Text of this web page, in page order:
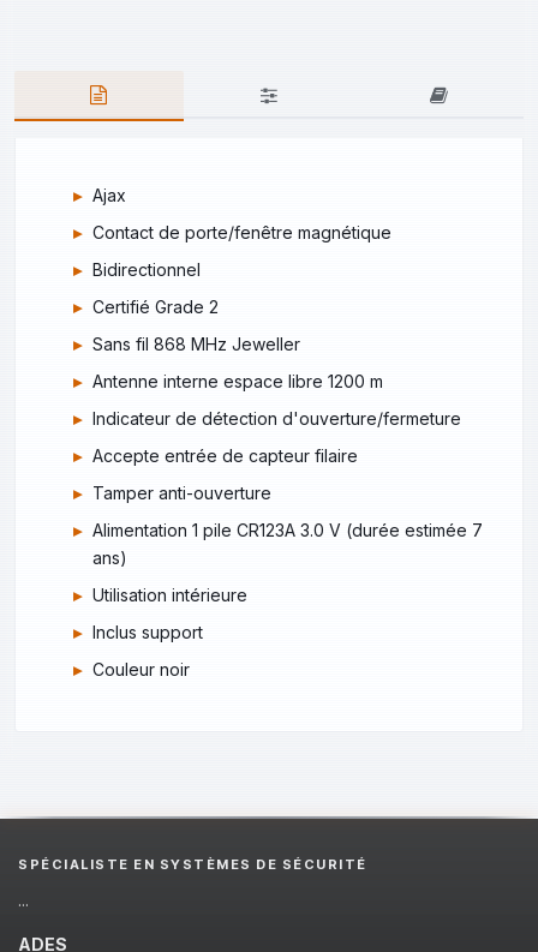
Ajax
Contact de porte/fenêtre magnétique
Bidirectionnel
Certifié Grade 2
Sans fil 868 MHz Jeweller
Antenne interne espace libre 1200 m
Indicateur de détection d'ouverture/fermeture
Accepte entrée de capteur filaire
Tamper anti-ouverture
Alimentation 1 pile CR123A 3.0 V (durée estimée 7
ans)
Utilisation intérieure
Inclus support
Couleur noir
SPÉCIALISTE EN SYSTÈMES DE SÉCURITÉ
...
ADES